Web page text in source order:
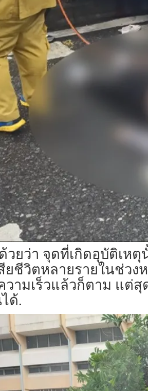
วยว่า จุดที่เกิดอุบัติเห
ยชีวิตหลายรายในช่ว
ามเร็วแล้วก็ตาม แต่สุ
ด้.